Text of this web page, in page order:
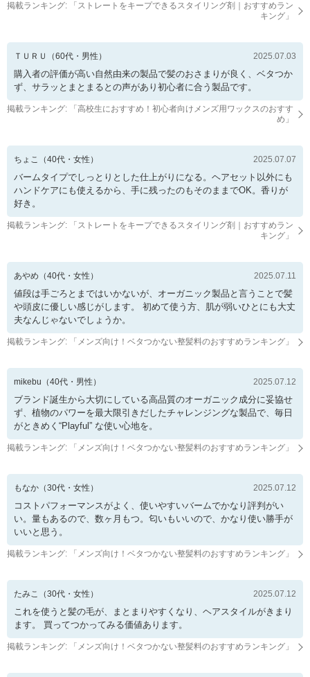
掲載ランキング: 「 ストレートをキープできるスタイリング剤｜おすすめラン
キング 」
ＴＵＲＵ （60代・ 男性 ） 2025.07.03
購入者の評価が高い自然由来の製品で髪のおさまりが良く、ベタつか
ず、サラッとまとまるとの声があり初心者に合う製品です。
掲載ランキング: 「 高校生におすすめ！初心者向けメンズ用ワックスのおすす
め 」
ちょこ （40代・ 女性 ） 2025.07.07
バームタイプでしっとりとした仕上がりになる。ヘアセット以外にも
ハンドケアにも使えるから、手に残ったのもそのままでOK。香りが
好き。
掲載ランキング: 「 ストレートをキープできるスタイリング剤｜おすすめラン
キング 」
あやめ （40代・ 女性 ） 2025.07.11
値段は手ごろとまではいかないが、オーガニック製品と言うことで髪
や頭皮に優しい感じがします。 初めて使う方、肌が弱いひとにも大丈
夫なんじゃないでしょうか。
掲載ランキング: 「 メンズ向け！ベタつかない整髪料のおすすめランキング 」
mikebu （40代・ 男性 ） 2025.07.12
ブランド誕生から大切にしている高品質のオーガニック成分に妥協せ
ず、植物のパワーを最大限引きだしたチャレンジングな製品で、毎日
がときめく“Playful” な使い心地を。
掲載ランキング: 「 メンズ向け！ベタつかない整髪料のおすすめランキング 」
もなか （30代・ 女性 ） 2025.07.12
コストパフォーマンスがよく、使いやすいバームでかなり評判がい
い。量もあるので、数ヶ月もつ。匂いもいいので、かなり使い勝手が
いいと思う。
掲載ランキング: 「 メンズ向け！ベタつかない整髪料のおすすめランキング 」
たみこ （30代・ 女性 ） 2025.07.12
これを使うと髪の毛が、まとまりやすくなり、ヘアスタイルがきまり
ます。 買ってつかってみる価値あります。
掲載ランキング: 「 メンズ向け！ベタつかない整髪料のおすすめランキング 」